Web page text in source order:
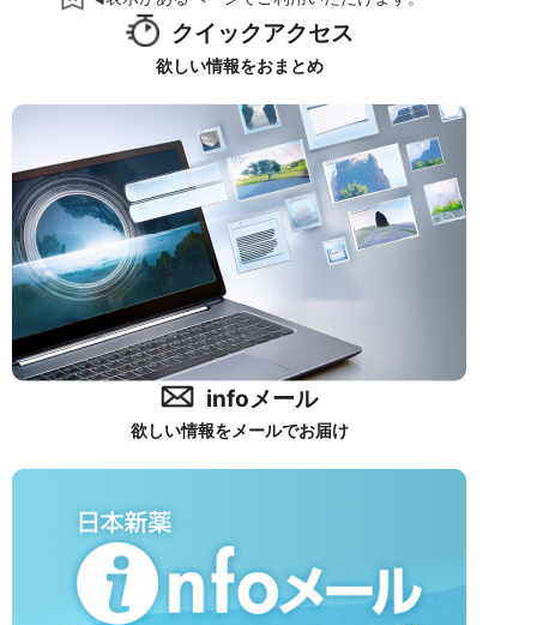
クイックアクセス
欲しい情報をおまとめ
infoメール
欲しい情報をメールでお届け